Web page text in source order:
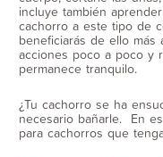
incluye también
cachorro a este tipo de
beneficiarás de ello más
acciones poco a poco y
permanece tranquilo.
¿Tu cachorro se ha
necesario bañarle. En
para cachorros que